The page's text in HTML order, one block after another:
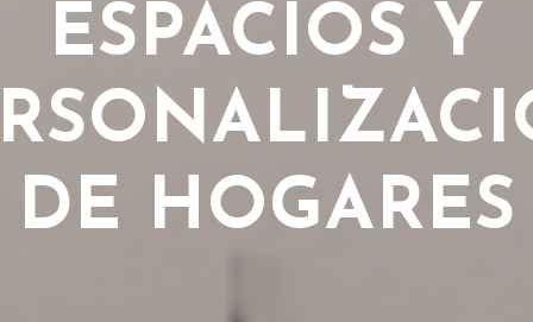
ESPACIOS Y
DE HOGARES